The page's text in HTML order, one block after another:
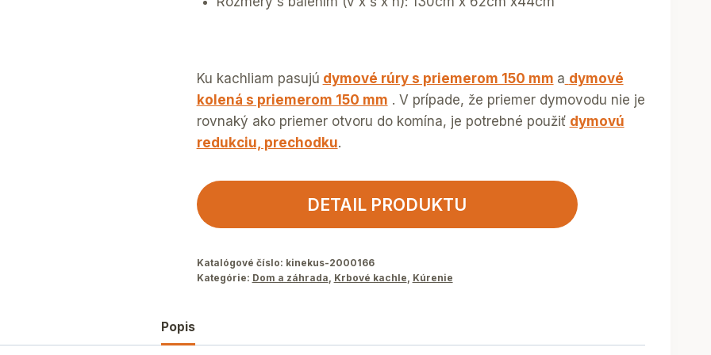
Ku kachliam pasujú dymové rúry s priemerom 150 mm a dymové
kolená s priemerom 150 mm . V prípade, že priemer dymovodu nie je
rovnaký ako priemer otvoru do komína, je potrebné použiť dymovú
redukciu, prechodku.
DETAIL PRODUKTU
Katalógové číslo: kinekus-2000166
Kategórie: Dom a záhrada Krbové kachle Kúrenie
Popis